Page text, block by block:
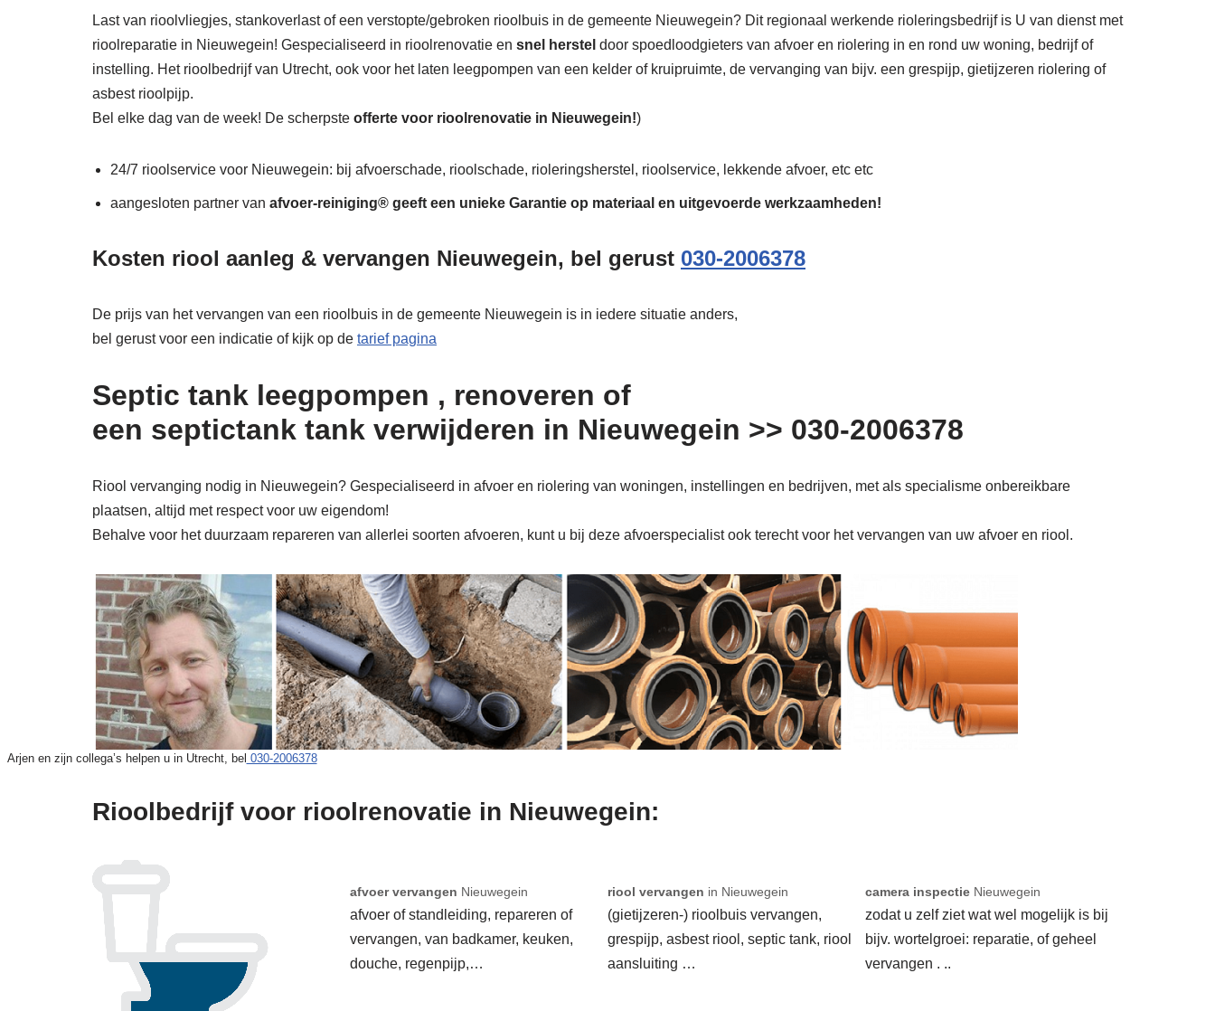
Last van rioolvliegjes, stankoverlast of een verstopte/gebroken rioolbuis in de gemeente Nieuwegein? Dit regionaal werkende rioleringsbedrijf is U van dienst met
rioolreparatie in Nieuwegein! Gespecialiseerd in rioolrenovatie en snel herstel door spoedloodgieters van afvoer en riolering in en rond uw woning, bedrijf of
instelling. Het rioolbedrijf van Utrecht, ook voor het laten leegpompen van een kelder of kruipruimte, de vervanging van bijv. een grespijp, gietijzeren riolering of
asbest rioolpijp.
Bel elke dag van de week! De scherpste offerte voor rioolrenovatie in Nieuwegein!)
24/7 rioolservice voor Nieuwegein: bij afvoerschade, rioolschade, rioleringsherstel, rioolservice, lekkende afvoer, etc etc
aangesloten partner van afvoer-reiniging® geeft een unieke Garantie op materiaal en uitgevoerde werkzaamheden!
Kosten riool aanleg & vervangen Nieuwegein, bel gerust 030-2006378
De prijs van het vervangen van een rioolbuis in de gemeente Nieuwegein is in iedere situatie anders,
bel gerust voor een indicatie of kijk op de tarief pagina
Septic tank leegpompen , renoveren of
een septictank tank verwijderen in Nieuwegein >> 030-2006378
Riool vervanging nodig in Nieuwegein? Gespecialiseerd in afvoer en riolering van woningen, instellingen en bedrijven, met als specialisme onbereikbare
plaatsen, altijd met respect voor uw eigendom!
Behalve voor het duurzaam repareren van allerlei soorten afvoeren, kunt u bij deze afvoerspecialist ook terecht voor het vervangen van uw afvoer en riool.
Arjen en zijn collega’s helpen u in Utrecht, bel 030-2006378
Rioolbedrijf voor rioolrenovatie in Nieuwegein:
afvoer vervangen Nieuwegein
afvoer of standleiding, repareren of
vervangen, van badkamer, keuken,
douche, regenpijp,…
riool vervangen in Nieuwegein
(gietijzeren-) rioolbuis vervangen,
grespijp, asbest riool, septic tank, riool
aansluiting …
camera inspectie Nieuwegein
zodat u zelf ziet wat wel mogelijk is bij
bijv. wortelgroei: reparatie, of geheel
vervangen . ..